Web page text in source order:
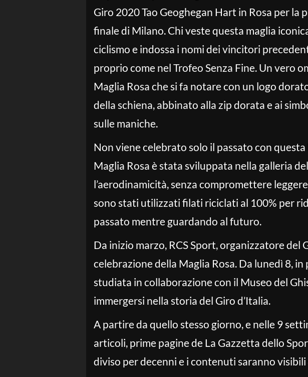
Giro 2020 Tao Geoghegan Hart in Rosa per la
finale di Milano. Chi veste questa maglia
ciclismo e indossa i nomi dei vincitori
proprio come nel Trofeo Senza Fine. Un vero
Maglia Rosa che si fa notare con un logo
della schiena, abbinato alla zip dorata e ai
sulle maniche.
Non viene celebrato solo il passato con
Maglia Rosa è stata sviluppata nella galleria
l’aerodinamicità, senza compromettere
sono stati utilizzati filati riciclati al 100% per
passato mentre guardando al futuro.
Da inizio marzo, RCS Sport, organizzatore del
celebrazione della Maglia Rosa. Da lunedì 8,
studiata in collaborazione con il Museo del
immergersi nella storia del Giro d’Italia.
A partire da quello stesso giorno, e nelle 9
articoli, prime pagine de La Gazzetta dello
diviso per decenni e i contenuti saranno